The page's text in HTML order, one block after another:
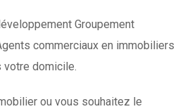
Groupement
commerciaux en immobiliers
domicile.
ou vous souhaitez le